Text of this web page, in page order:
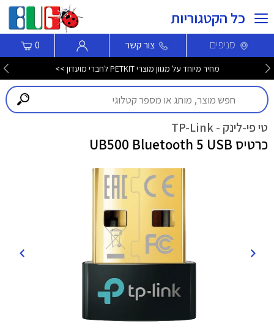
כל הקטגוריות
סניפים צור קשר 0
מחיר מיוחד על מגוון מוצרי PETKIT לחברי מועדון >>
טי פי-לינק - TP-Link
כרטיס UB500 Bluetooth 5 USB